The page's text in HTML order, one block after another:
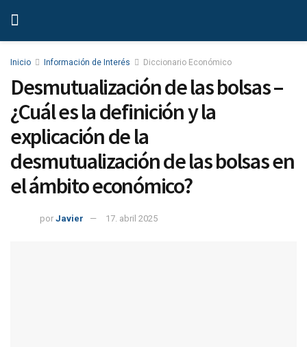
Inicio Información de Interés Diccionario Económico
Desmutualización de las bolsas –
¿Cuál es la definición y la
explicación de la
desmutualización de las bolsas en
el ámbito económico?
por Javier 17. abril 2025